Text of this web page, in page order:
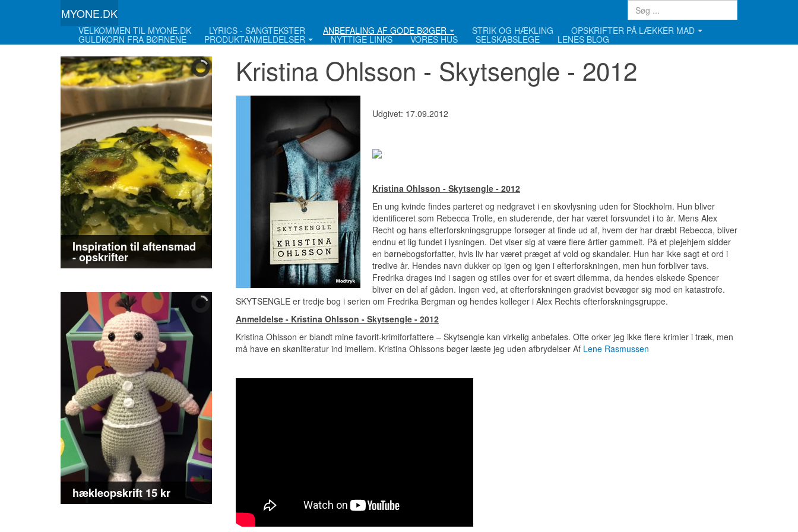
MYONE.DK
VELKOMMEN TIL MYONE.DK LYRICS - SANGTEKSTER ANBEFALING AF GODE BØGER STRIK OG HÆKLING OPSKRIFTER PÅ LÆKKER MAD
GULDKORN FRA BØRNENE PRODUKTANMELDELSER NYTTIGE LINKS VORES HUS SELSKABSLEGE LENES BLOG
Kristina Ohlsson - Skytsengle - 2012
Udgivet: 17.09.2012
Kristina Ohlsson - Skytsengle - 2012
En ung kvinde findes parteret og nedgravet i en skovlysning uden for Stockholm. Hun bliver
identificeret som Rebecca Trolle, en studerende, der har været forsvundet i to år. Mens Alex
Recht og hans efterforskningsgruppe forsøger at finde ud af, hvem der har dræbt Rebecca, bliver
endnu et lig fundet i lysningen. Det viser sig at være flere årtier gammelt. På et plejehjem sidder
en børnebogsforfatter, hvis liv har været præget af vold og skandaler. Hun har ikke sagt et ord i
tredive år. Hendes navn dukker op igen og igen i efterforskningen, men hun forbliver tavs.
Fredrika drages ind i sagen og stilles over for et svært dilemma, da hendes elskede Spencer
bliver en del af gåden. Ingen ved, at efterforskningen gradvist bevæger sig mod en katastrofe.
SKYTSENGLE er tredje bog i serien om Fredrika Bergman og hendes kolleger i Alex Rechts efterforskningsgruppe.
Anmeldelse - Kristina Ohlsson - Skytsengle - 2012
Kristina Ohlsson er blandt mine favorit-krimiforfattere – Skytsengle kan virkelig anbefales. Ofte orker jeg ikke flere krimier i træk, men
må have en skønliteratur ind imellem. Kristina Ohlssons bøger læste jeg uden afbrydelser Af Lene Rasmussen
Inspiration til aftensmad
- opskrifter
hækleopskrift 15 kr